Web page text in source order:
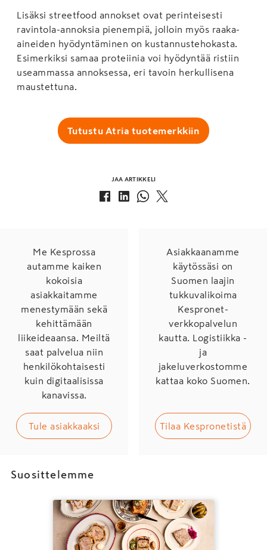
Lisäksi streetfood annokset ovat perinteisesti
ravintola-annoksia pienempiä, jolloin myös raaka-
aineiden hyödyntäminen on kustannustehokasta.
Esimerkiksi samaa proteiinia voi hyödyntää ristiin
useammassa annoksessa, eri tavoin herkullisena
maustettuna.
Tutustu Atria tuotemerkkiin
JAA ARTIKKELI
Me Kesprossa
autamme kaiken
kokoisia
asiakkaitamme
menestymään sekä
kehittämään
liikeideaansa. Meiltä
saat palvelua niin
henkilökohtaisesti
kuin digitaalisissa
kanavissa.
Tule asiakkaaksi
Asiakkaanamme
käytössäsi on
Suomen laajin
tukkuvalikoima
Kespronet-
verkkopalvelun
kautta. Logistiikka -
ja
jakeluverkostomme
kattaa koko Suomen.
Tilaa Kespronetistä
Suosittelemme